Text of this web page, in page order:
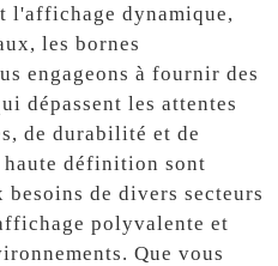
l'affichage dynamique,
les bornes
engageons à fournir des
dépassent les attentes
de durabilité et de
définition sont
de divers secteurs
polyvalente et
Que vous